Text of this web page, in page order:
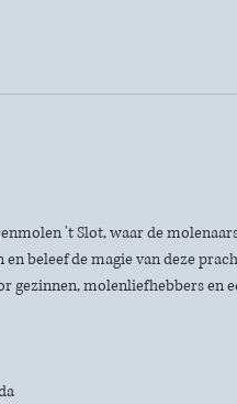
't Slot, waar de
beleef de magie van deze
molenliefhebbers en